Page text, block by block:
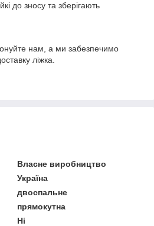
до зносу та зберігають
нам, а ми забезпечимо
ліжка.
Власне виробництво
Україна
двоспальне
прямокутна
Ні